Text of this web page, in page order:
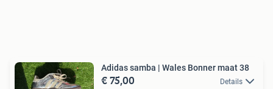
Adidas samba | Wales Bonner maat 38
€ 75,00 Details